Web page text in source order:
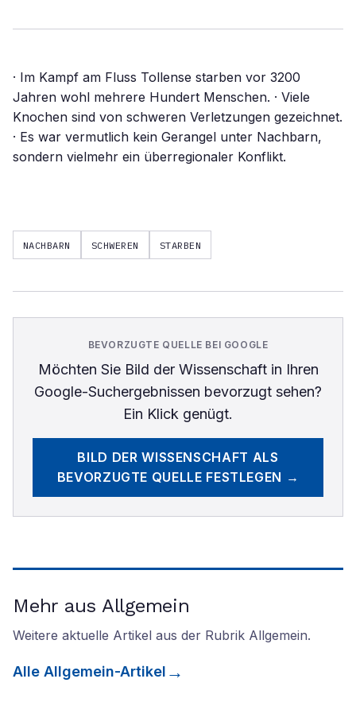
· Im Kampf am Fluss Tollense starben vor 3200
Jahren wohl mehrere Hundert Menschen. · Viele
Knochen sind von schweren Verletzungen gezeichnet.
· Es war vermutlich kein Gerangel unter Nachbarn,
sondern vielmehr ein überregionaler Konflikt.
NACHBARN SCHWEREN STARBEN
BEVORZUGTE QUELLE BEI GOOGLE
Möchten Sie Bild der Wissenschaftin Ihren
Google-Suchergebnissen bevorzugt sehen?
Ein Klick genügt.
BILD DER WISSENSCHAFT ALS
BEVORZUGTE QUELLE FESTLEGEN →
Mehr aus Allgemein
Weitere aktuelle Artikel aus der Rubrik Allgemein.
Alle Allgemein-Artikel